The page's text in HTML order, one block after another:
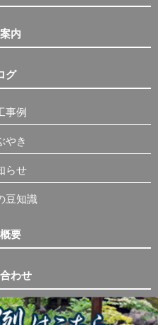
内
グ
事例
やき
らせ
豆知識
要
わせ